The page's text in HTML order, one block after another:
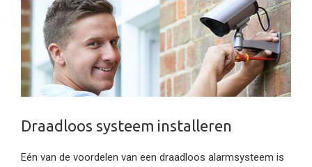
Draadloos systeem installeren
Eén van de voordelen van een draadloos alarmsysteem is